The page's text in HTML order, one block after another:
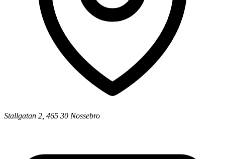
Stallgatan 2, 465 30 Nossebro